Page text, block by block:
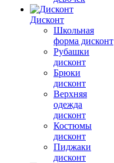
Дисконт
Школьная
форма дисконт
Рубашки
дисконт
Брюки
дисконт
Верхняя
одежда
дисконт
Костюмы
дисконт
Пиджаки
дисконт